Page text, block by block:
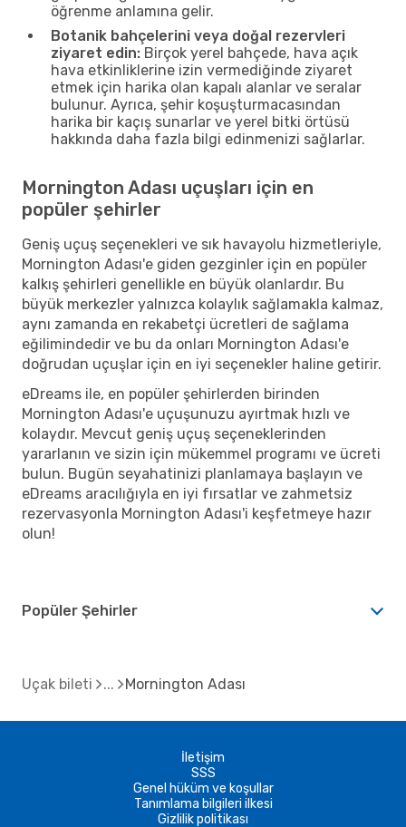
öğrenme anlamına gelir.
Botanik bahçelerini veya doğal rezervleri
ziyaret edin: Birçok yerel bahçede, hava açık
hava etkinliklerine izin vermediğinde ziyaret
etmek için harika olan kapalı alanlar ve seralar
bulunur. Ayrıca, şehir koşuşturmacasından
harika bir kaçış sunarlar ve yerel bitki örtüsü
hakkında daha fazla bilgi edinmenizi sağlarlar.
Mornington Adası uçuşları için en
popüler şehirler
Geniş uçuş seçenekleri ve sık havayolu hizmetleriyle,
Mornington Adası'e giden gezginler için en popüler
kalkış şehirleri genellikle en büyük olanlardır. Bu
büyük merkezler yalnızca kolaylık sağlamakla kalmaz,
aynı zamanda en rekabetçi ücretleri de sağlama
eğilimindedir ve bu da onları Mornington Adası'e
doğrudan uçuşlar için en iyi seçenekler haline getirir.
eDreams ile, en popüler şehirlerden birinden
Mornington Adası'e uçuşunuzu ayırtmak hızlı ve
kolaydır. Mevcut geniş uçuş seçeneklerinden
yararlanın ve sizin için mükemmel programı ve ücreti
bulun. Bugün seyahatinizi planlamaya başlayın ve
eDreams aracılığıyla en iyi fırsatlar ve zahmetsiz
rezervasyonla Mornington Adası'i keşfetmeye hazır
olun!
Popüler Şehirler
Uçak bileti Mornington Adası
İletişim
SSS
Genel hüküm ve koşullar
Tanımlama bilgileri ilkesi
Gizlilik politikası